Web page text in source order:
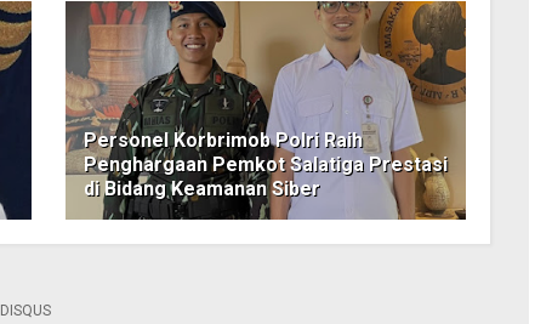
Personel Korbrimob Polri Raih
Penghargaan Pemkot Salatiga Prestasi
di Bidang Keamanan Siber
DISQUS